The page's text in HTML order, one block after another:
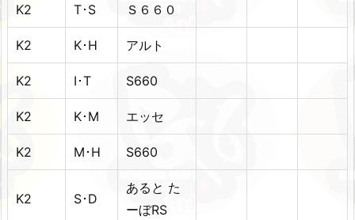
K2 T･S Ｓ６６０
K2 K･H アルト
K2 I･T S660
K2 K･M エッセ
K2 M･H S660
K2 S･D
あると た
ーぼRS